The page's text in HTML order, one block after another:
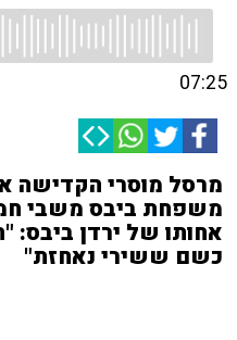
07:25
מרסל מוסרי הקדישה
משפחת ביבס משבי
אחותו של ירדן ביבס:
כשם ששירי נאחזת"